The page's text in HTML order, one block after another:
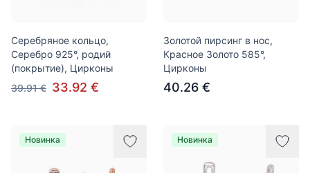
Серебряное кольцо,
Серебро 925°, родий
(покрытие), Цирконы
39.91 € 33.92 €
Золотой пирсинг в нос,
Красное Золото 585°,
Цирконы
40.26 €
Новинка Новинка